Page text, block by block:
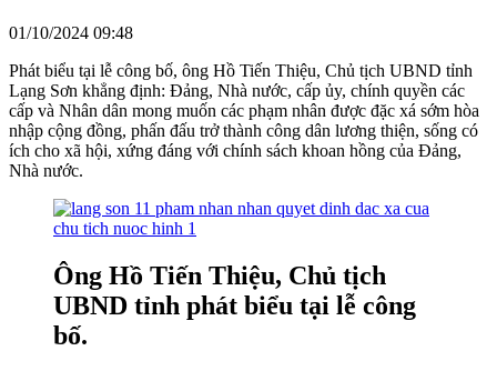
01/10/2024 09:48
Phát biểu tại lễ công bố, ông Hồ Tiến Thiệu, Chủ tịch UBND tỉnh
Lạng Sơn khẳng định: Đảng, Nhà nước, cấp ủy, chính quyền các
cấp và Nhân dân mong muốn các phạm nhân được đặc xá sớm hòa
nhập cộng đồng, phấn đấu trở thành công dân lương thiện, sống có
ích cho xã hội, xứng đáng với chính sách khoan hồng của Đảng,
Nhà nước.
Ông Hồ Tiến Thiệu, Chủ tịch
UBND tỉnh phát biểu tại lễ công
bố.